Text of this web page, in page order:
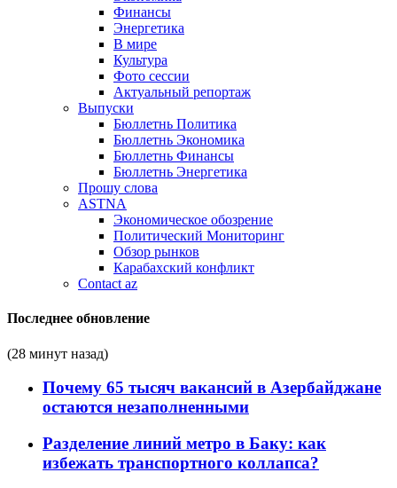
Финансы
Энергетика
В мире
Культура
Фото сессии
Актуальный репортаж
Выпуски
Бюллетнь Политика
Бюллетнь Экономика
Бюллетнь Финансы
Бюллетнь Энергетика
Прошу слова
ASTNA
Экономическое обозрение
Политический Мониторинг
Обзор рынков
Карабахский конфликт
Contact az
Последнее обновление
(28 минут назад)
Почему 65 тысяч вакансий в Азербайджане
остаются незаполненными
Разделение линий метро в Баку: как
избежать транспортного коллапса?